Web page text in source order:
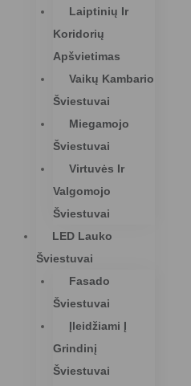
Laiptinių Ir
Koridorių
Apšvietimas
Vaikų Kambario
Šviestuvai
Miegamojo
Šviestuvai
Virtuvės Ir
Valgomojo
Šviestuvai
LED Lauko
Šviestuvai
Fasado
Šviestuvai
Įleidžiami Į
Grindinį
Šviestuvai